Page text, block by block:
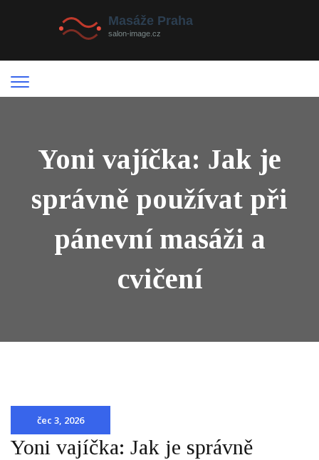
Yoni vajíčka: Jak je
správně používat při
pánevní masáži a
cvičení
čec 3, 2026
Yoni vajíčka: Jak je správně